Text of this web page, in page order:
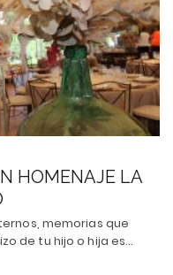
HOMENAJE LA
memorias que
de tu hijo o hija es…